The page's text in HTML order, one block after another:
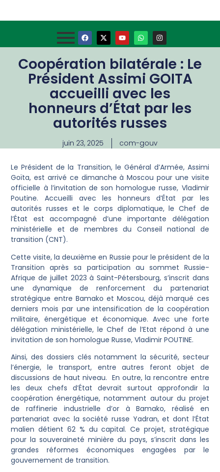
Coopération bilatérale : Le
Président Assimi GOITA
accueilli avec les
honneurs d’État par les
autorités russes
juin 23, 2025 com-gouv
Le Président de la Transition, le Général d’Armée, Assimi
Goïta, est arrivé ce dimanche à Moscou pour une visite
officielle à l’invitation de son homologue russe, Vladimir
Poutine. Accueilli avec les honneurs d’État par les
autorités russes et le corps diplomatique, le Chef de
l’État est accompagné d’une importante délégation
ministérielle et de membres du Conseil national de
transition (CNT).
Cette visite, la deuxième en Russie pour le président de la
Transition après sa participation au sommet Russie-
Afrique de juillet 2023 à Saint-Pétersbourg, s’inscrit dans
une dynamique de renforcement du partenariat
stratégique entre Bamako et Moscou, déjà marqué ces
derniers mois par une intensification de la coopération
militaire, énergétique et économique. Avec une forte
délégation ministérielle, le Chef de l’Etat répond à une
invitation de son homologue Russe, Vladimir POUTINE.
Ainsi, des dossiers clés notamment la sécurité, secteur
l’énergie, le transport, entre autres feront objet de
discussions de haut niveau. En outre, la rencontre entre
les deux chefs d’État devrait surtout approfondir la
coopération énergétique, notamment autour du projet
de raffinerie industrielle d’or à Bamako, réalisé en
partenariat avec la société russe Yadran, et dont l’État
malien détient 62 % du capital. Ce projet, stratégique
pour la souveraineté minière du pays, s’inscrit dans les
grandes réformes économiques engagées par le
gouvernement de transition.